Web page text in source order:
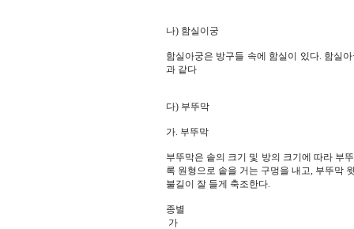
나) 함실이궁
함실아궁은 방구들 속에 함실이 있다. 함실
과 같다
다) 부뚜막
가. 부뚜막
부뚜막은 솥의 크기 및 방의 크기에 따라 부
록 원형으로 솥을 거는 구멍을 내고, 부뚜막
불길이 잘 들게 축조한다.
종별
가